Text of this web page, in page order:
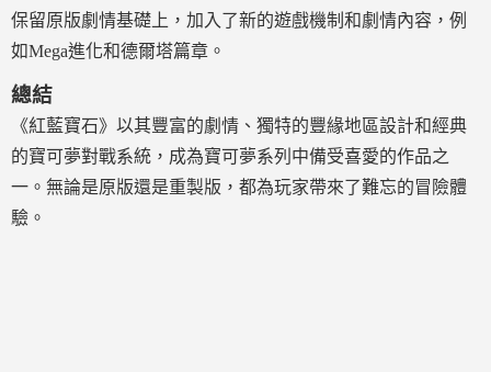
保留原版劇情基礎上，加入了新的遊戲機制和劇情內容，例
如Mega進化和德爾塔篇章。
總結
《紅藍寶石》以其豐富的劇情、獨特的豐緣地區設計和經典
的寶可夢對戰系統，成為寶可夢系列中備受喜愛的作品之
一。無論是原版還是重製版，都為玩家帶來了難忘的冒險體
驗。